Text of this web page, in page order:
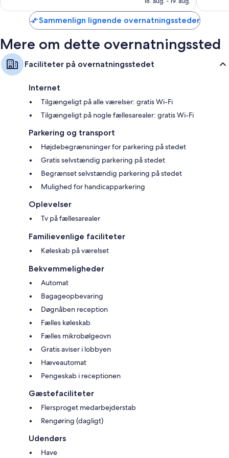
anmeldelser
Sammenlign lignende overnatningssteder
Mere om dette overnatningssted
Faciliteter på overnatningsstedet
Internet
Tilgængeligt på alle værelser: gratis Wi-Fi
Tilgængeligt på nogle fællesarealer: gratis Wi-Fi
Parkering og transport
Højdebegrænsninger for parkering på stedet
Gratis selvstændig parkering på stedet
Begrænset selvstændig parkering på stedet
Mulighed for handicapparkering
Oplevelser
Tv på fællesarealer
Familievenlige faciliteter
Køleskab på værelset
Bekvemmeligheder
Automat
Bagageopbevaring
Døgnåben reception
Fælles køleskab
Fælles mikrobølgeovn
Gratis aviser i lobbyen
Hæveautomat
Pengeskab i receptionen
Gæstefaciliteter
Flersproget medarbejderstab
Rengøring (dagligt)
Udendørs
Have